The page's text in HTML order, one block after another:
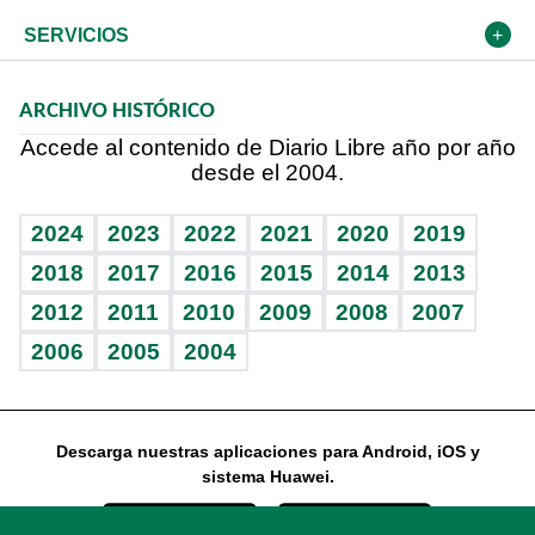
Resto del mundo
Economía personal
Podcast Arte Libre
Vida y familia
Eñe
Celebrando la vida
Sin complejos
En pocas palabras
Escuchando al corazón
Economía Personal
Más deportes
BRV
TBT Deportivo
El Espía
Más firmas
Cambio climático
Opinión
Hecho en casa
Guía del dinero
SERVICIOS
Cumpleaños
Horóscopos
ARCHIVO HISTÓRICO
Accede al contenido de Diario Libre año por año
desde el 2004.
2024 2023 2022 2021 2020
2019
2018
2017 2016 2015 2014
2013
2012
2011 2010 2009 2008
2007
2006
2005 2004
Descarga nuestras aplicaciones para Android, iOS y
sistema Huawei.